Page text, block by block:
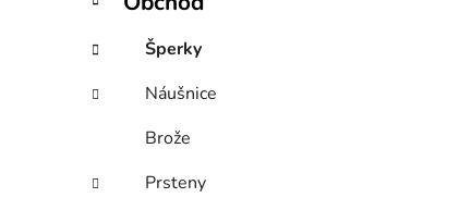
s
r
n
kategorie
a
e
g
o
e
Šperky
Náušnice
Brože
Prsteny